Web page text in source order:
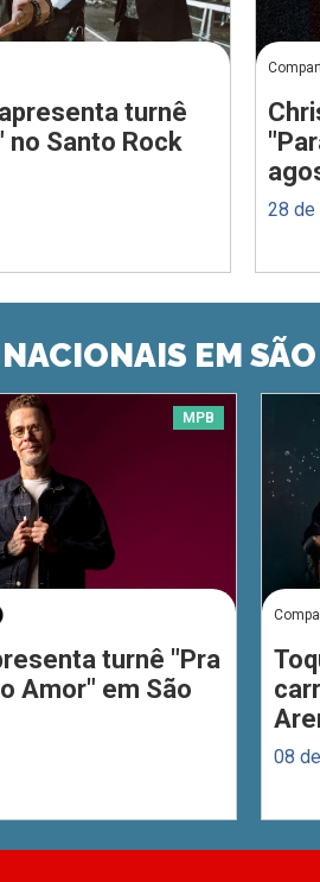
turnê
no Santo Rock
28 de
EM
MPB
turnê "Pra
Amor" em São
08